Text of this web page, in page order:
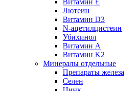
Лютеин
Витамин D3
N-ацетилцистеин
Убихинол
Витамин А
Витамин K2
Минералы отдельные
Препараты железа
Селен